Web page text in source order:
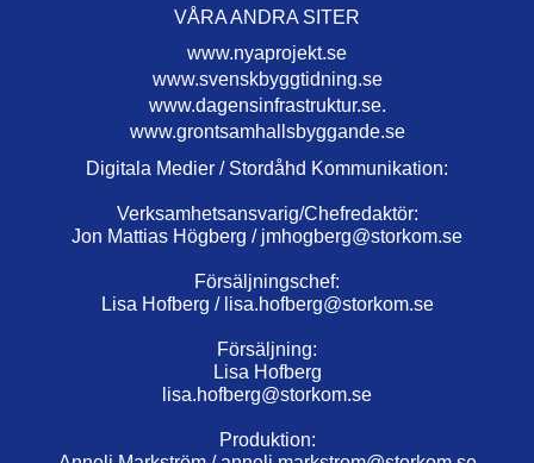
VÅRA ANDRA SITER
www.nyaprojekt.se
www.svenskbyggtidning.se
www.dagensinfrastruktur.se.
www.grontsamhallsbyggande.se
Digitala Medier / Stordåhd Kommunikation:
Verksamhetsansvarig/Chefredaktör:
Jon Mattias Högberg / jmhogberg@storkom.se
Försäljningschef:
Lisa Hofberg / lisa.hofberg@storkom.se
Försäljning:
Lisa Hofberg
lisa.hofberg@storkom.se
Produktion: